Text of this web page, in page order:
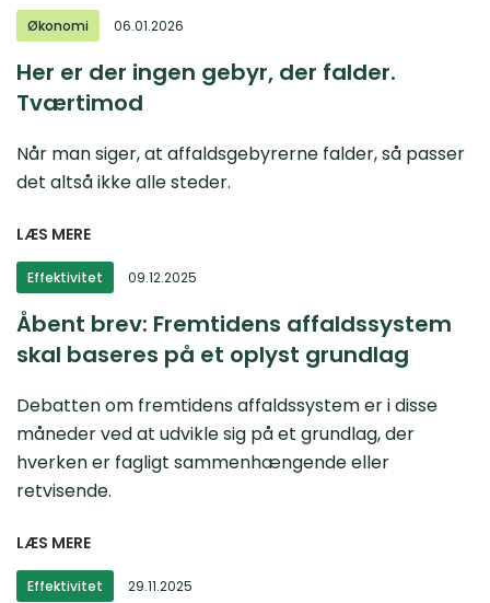
Økonomi 06.01.2026
Her er der ingen gebyr, der falder.
Tværtimod
Når man siger, at affaldsgebyrerne falder, så passer
det altså ikke alle steder.
LÆS MERE
Effektivitet 09.12.2025
Åbent brev: Fremtidens affaldssystem
skal baseres på et oplyst grundlag
Debatten om fremtidens affaldssystem er i disse
måneder ved at udvikle sig på et grundlag, der
hverken er fagligt sammenhængende eller
retvisende.
LÆS MERE
Effektivitet 29.11.2025